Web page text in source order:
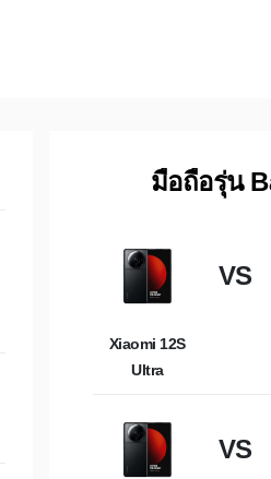
มือถือรุ่น
Xiaomi 12S
Ultra
VS
VS